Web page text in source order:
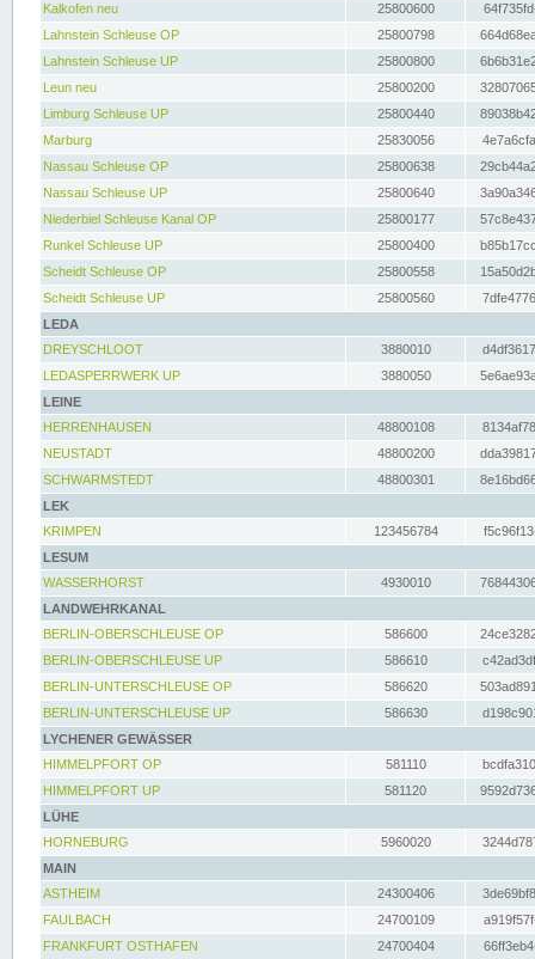
Kalkofen neu
25800600
Lahnstein Schleuse OP
25800798
Lahnstein Schleuse UP
25800800
Leun neu
25800200
Limburg Schleuse UP
25800440
Marburg
25830056
Nassau Schleuse OP
25800638
Nassau Schleuse UP
25800640
Niederbiel Schleuse Kanal OP
25800177
Runkel Schleuse UP
25800400
Scheidt Schleuse OP
25800558
Scheidt Schleuse UP
25800560
LEDA
DREYSCHLOOT
3880010
LEDASPERRWERK UP
3880050
LEINE
HERRENHAUSEN
48800108
NEUSTADT
48800200
SCHWARMSTEDT
48800301
LEK
KRIMPEN
123456784
LESUM
WASSERHORST
4930010
LANDWEHRKANAL
BERLIN-OBERSCHLEUSE OP
586600
BERLIN-OBERSCHLEUSE UP
586610
BERLIN-UNTERSCHLEUSE OP
586620
BERLIN-UNTERSCHLEUSE UP
586630
LYCHENER GEWÄSSER
HIMMELPFORT OP
581110
HIMMELPFORT UP
581120
LÜHE
HORNEBURG
5960020
MAIN
ASTHEIM
24300406
FAULBACH
24700109
FRANKFURT OSTHAFEN
24700404